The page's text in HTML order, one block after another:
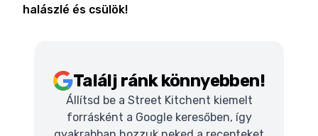
halászlé és csülök!
Találj ránk könnyebben!
Állítsd be a Street Kitchent kiemelt
forrásként a Google keresőben, így